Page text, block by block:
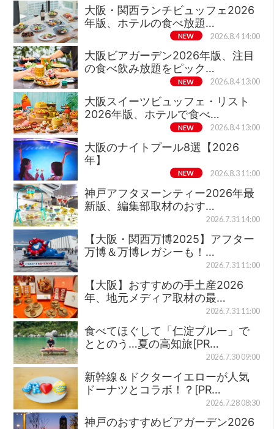
大阪・関西ランチビュッフェ2026
年版、ホテルの食べ放題…
NEW 2026.8.4 14:00
大阪ビアガーデン2026年版、注目
の食べ飲み放題をピック…
NEW 2026.8.4 13:00
大阪スイーツビュッフェ・リスト
2026年版、ホテルで食べ…
NEW 2026.8.4 13:00
大阪のナイトプール8選【2026
年】
NEW 2026.8.3 11:00
神戸アフタヌーンティー2026年最
新版、編集部取材のおす…
2026.7.31 14:00
【大阪・関西万博2025】アフター
万博＆万博レガシーも！…
2026.7.31 11:00
【大阪】おすすめの手土産2026
年、地元メディア取材の最…
2026.7.31 11:00
食べてほぐして「仁淀ブルー」で
ととのう…夏の高知旅[PR…
2026.7.30 09:00
新幹線＆ドクターイエローが人気
ドーナツとコラボ！？[PR…
2026.7.28 08:30
神戸のおすすめビアガーデン2026